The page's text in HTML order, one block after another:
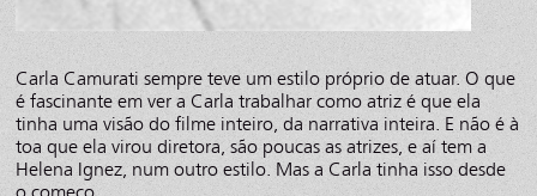
Carla Camurati sempre teve um estilo próprio de atuar. O que
é fascinante em ver a Carla trabalhar como atriz é que ela
tinha uma visão do filme inteiro, da narrativa inteira. E não é à
toa que ela virou diretora, são poucas as atrizes, e aí tem a
Helena Ignez, num outro estilo. Mas a Carla tinha isso desde